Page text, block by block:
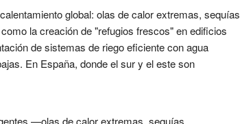
global: olas de calor extremas, sequías
la creación de "refugios frescos" en edificios
de sistemas de riego eficiente con agua
En España, donde el sur y el este son
—olas de calor extremas, sequías